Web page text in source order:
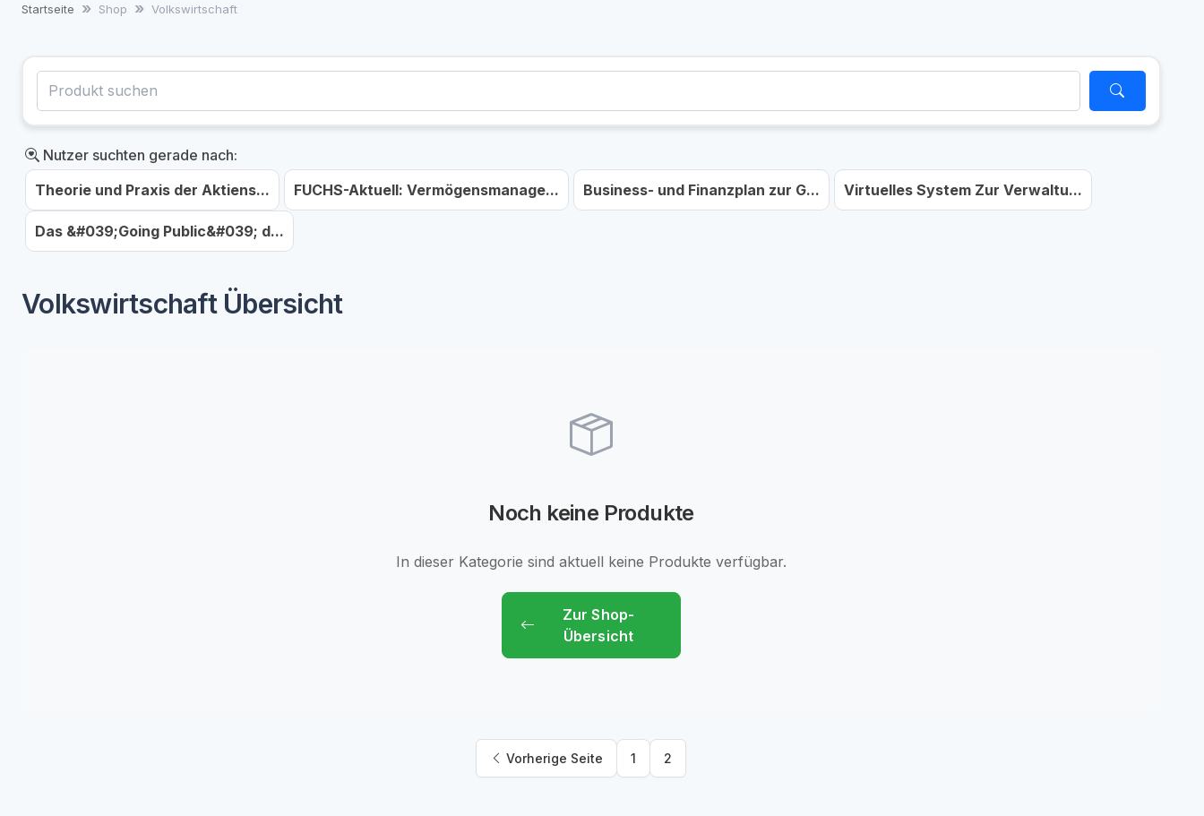
Startseite Shop Volkswirtschaft
Nutzer suchten gerade nach:
Theorie und Praxis der Aktiens...
FUCHS-Aktuell: Vermögensmanage... Business- und Finanzplan zur G... Virtuelles System Zur Verwaltu...
Das &#039;Going Public&#039; d...
Volkswirtschaft Übersicht
Noch keine Produkte
In dieser Kategorie sind aktuell keine Produkte verfügbar.
Zur Shop-
Übersicht
Vorherige Seite 1 2